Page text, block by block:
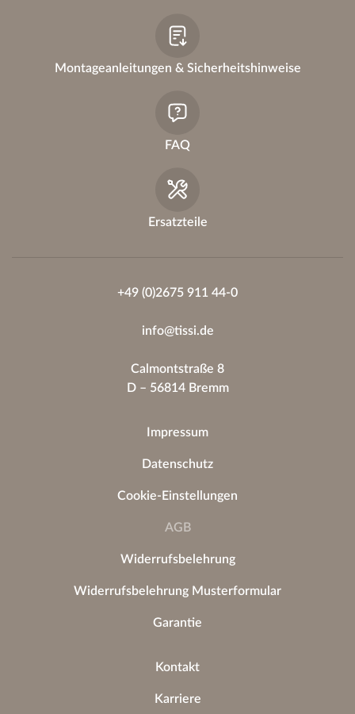
Montageanleitungen & Sicherheitshinweise
FAQ
Ersatzteile
+49 (0)2675 911 44-0
info@tissi.de
Calmontstraße 8
D – 56814 Bremm
Impressum
Datenschutz
Cookie-Einstellungen
AGB
Widerrufsbelehrung
Widerrufsbelehrung Musterformular
Garantie
Kontakt
Karriere